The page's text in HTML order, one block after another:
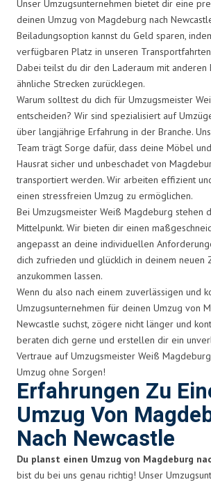
Unser Umzugsunternehmen bietet dir eine
deinen Umzug von Magdeburg nach
Beiladungsoption kannst du Geld sparen,
verfügbaren Platz in unseren
Dabei teilst du dir den Laderaum mit anderen
ähnliche Strecken zurücklegen.
Warum solltest du dich für Umzugsmeister
entscheiden? Wir sind spezialisiert auf
über langjährige Erfahrung in der Branche.
Team trägt Sorge dafür, dass deine Möbel
Hausrat sicher und unbeschadet von
transportiert werden. Wir arbeiten effizient
einen stressfreien Umzug zu ermöglichen.
Bei Umzugsmeister Weiß Magdeburg stehen
Mittelpunkt. Wir bieten dir einen
angepasst an deine individuellen
dich zufrieden und glücklich in deinem neuen
anzukommen lassen.
Wenn du also nach einem zuverlässigen und
Umzugsunternehmen für deinen Umzug von
Newcastle suchst, zögere nicht länger und
beraten dich gerne und erstellen dir ein
Vertraue auf Umzugsmeister Weiß
Umzug ohne Sorgen!
Erfahrungen Zu
Umzug Von
Nach Newcastle
Du planst einen Umzug von Magdeburg
bist du bei uns genau richtig! Unser